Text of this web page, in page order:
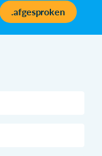
.afgesproken